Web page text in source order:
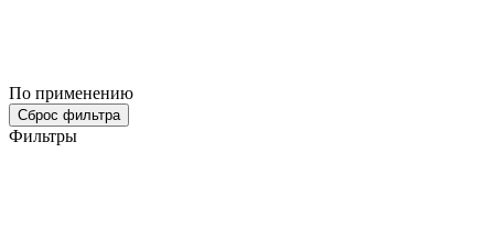
По применению
Сброс фильтра
Фильтры